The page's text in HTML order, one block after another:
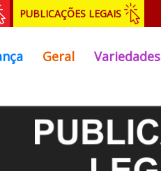
PUBLICAÇÕES LEGAIS
Geral Variedades